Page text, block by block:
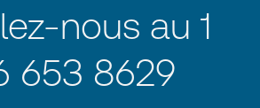
nous au 1
653 8629